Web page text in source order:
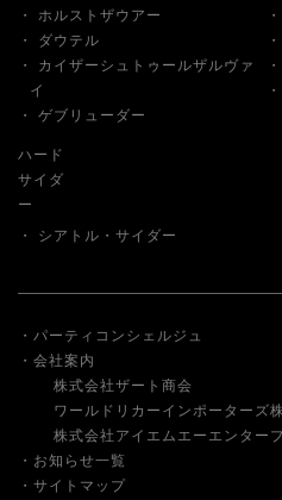
ホルストザウアー
ダウテル
カイザーシュトゥールザルヴァ
イ
ゲブリューダー
ハード
サイダ
ー
シアトル・サイダー
パーティコンシェルジュ
会社案内
株式会社ザート商会
ワールドリカーインポーターズ
株式会社アイエムエーエンター
お知らせ一覧
サイトマップ